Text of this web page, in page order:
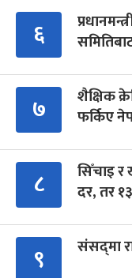
६
७
शैक्षिक
फर्किए
८
सिँचाइ र
दर, तर
९ संसद्‍मा